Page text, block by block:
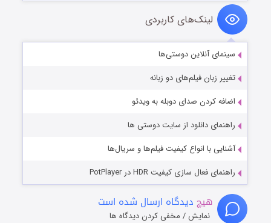
لینک‌های کاربردی
سینمای آنلاین دوستی‌ها
تغییر زبان فیلم‌های دو زبانه
اضافه کردن صدای دوبله به ویدئو
راهنمای دانلود از سایت دوستی ها
آشنایی با انواع کیفیت فیلم‌ها و سریال‌ها
راهنمای فعال سازی کیفیت HDR در PotPlayer
هیچ دیدگاه ارسال شده است
نمایش / مخفی کردن دیدگاه ها